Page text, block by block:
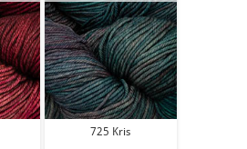
725 Kris